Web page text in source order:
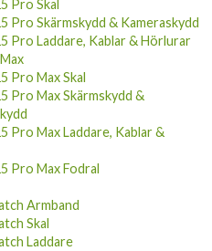
Pro Skal
Pro Skärmskydd & Kameraskydd
Pro Laddare, Kablar & Hörlurar
Pro Max Skal
Pro Max Skärmskydd &
Pro Max Laddare, Kablar &
Pro Max Fodral
Armband
Skal
Laddare